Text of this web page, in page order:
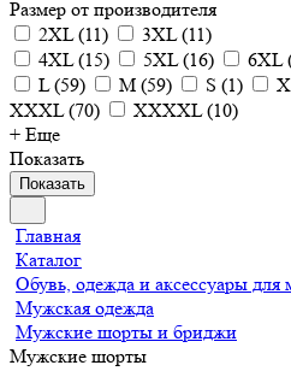
Размер от производителя
2XL(11) 3XL(11)
4XL(15) 5XL(16) 6XL
L(59) M (59) S (1)
XXXL(70) XXXXL(10)
+ Еще
Показать
Показать
Главная
Каталог
Обувь, одежда и аксессуары
Мужская одежда
Мужские шорты и бриджи
Мужские шорты